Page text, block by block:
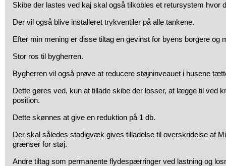
Skibe der lastes ved kaj skal også tilkobles et retursystem hvor
Der vil også blive installeret trykventiler på alle tankene.
Efter min mening er disse tiltag en gevinst for byens borgere og
Stor ros til bygherren.
Bygherren vil også prøve at reducere støjninveauet i husene
Dette gøres ved, kun at tillade skibe der losser, at lægge til ved
position.
Dette skønnes at give en reduktion på 1 db.
Der skal således stadigvæk gives tilladelse til overskridelse af
grænser for støj.
Andre tiltag som permanente flydespærringer ved lastning og